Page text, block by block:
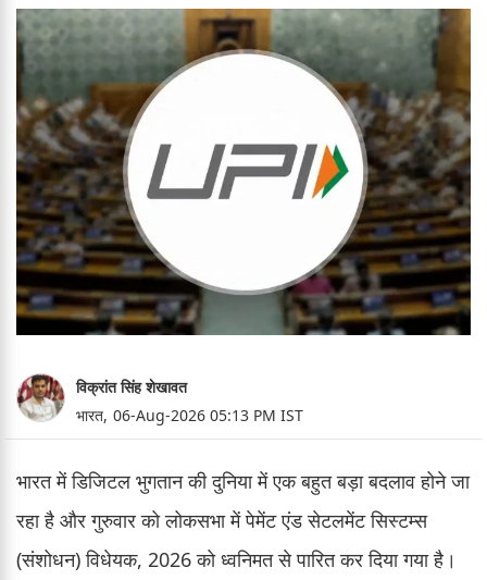
विक्रांत सिंह शेखावत
भारत, 06-Aug-2026 05:13 PM IST
भारत में डिजिटल भुगतान की दुनिया में एक बहुत बड़ा बदलाव होने जा
रहा है और गुरुवार को लोकसभा में पेमेंट एंड सेटलमेंट सिस्टम्स
(संशोधन) विधेयक, 2026 को ध्वनिमत से पारित कर दिया गया है।